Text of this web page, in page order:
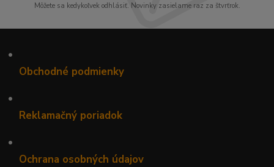
Môžete sa kedykoľvek odhlásiť. Novinky zasielame raz za štvrťrok.
•
Obchodné podmienky
•
Reklamačný poriadok
•
Ochrana osobných údajov